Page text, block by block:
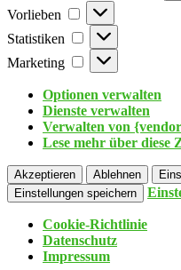
Vorlieben
Statistiken
Marketing
Optionen verwalten
Dienste verwalten
Verwalten von
Lese mehr über diese
Akzeptieren Ablehnen
Einstellungen speichern
Cookie-Richtlinie
Datenschutz
Impressum